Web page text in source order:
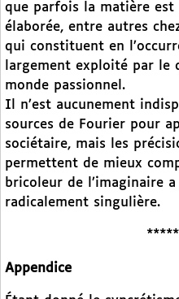
que parfois la matière
élaborée, entre autres
qui constituent en
largement exploité par le
monde passionnel.
Il n’est aucunement
sources de Fourier pour
sociétaire, mais les
permettent de mieux
bricoleur de l’imaginaire
radicalement singulière.
Appendice